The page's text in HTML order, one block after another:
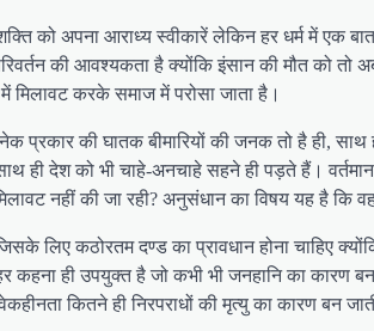
को अपना आराध्य स्वीकारें लेकिन हर धर्म में एक
की आवश्यकता है क्योंकि इंसान की मौत को
मिलावट करके समाज में परोसा जाता है।
प्रकार की घातक बीमारियों की जनक तो है ही,
ही देश को भी चाहे-अनचाहे सहने ही पड़ते हैं।
नहीं की जा रही? अनुसंधान का विषय यह है कि वह
जिसके लिए कठोरतम दण्ड का प्रावधान होना
कहना ही उपयुक्त है जो कभी भी जनहानि का
कितने ही निरपराधों की मृत्यु का कारण बन